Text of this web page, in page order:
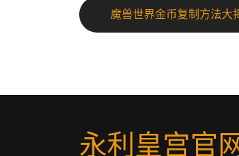
魔兽世界金币复制方法大
永利皇宫官